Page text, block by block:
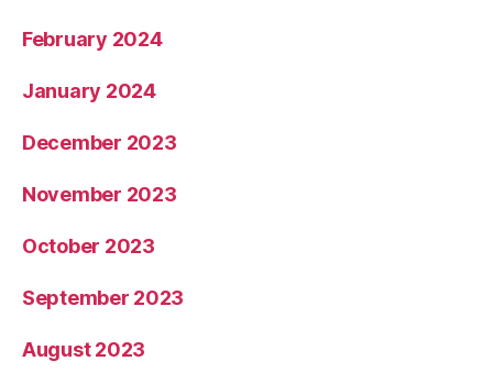
February 2024
January 2024
December 2023
November 2023
October 2023
September 2023
August 2023